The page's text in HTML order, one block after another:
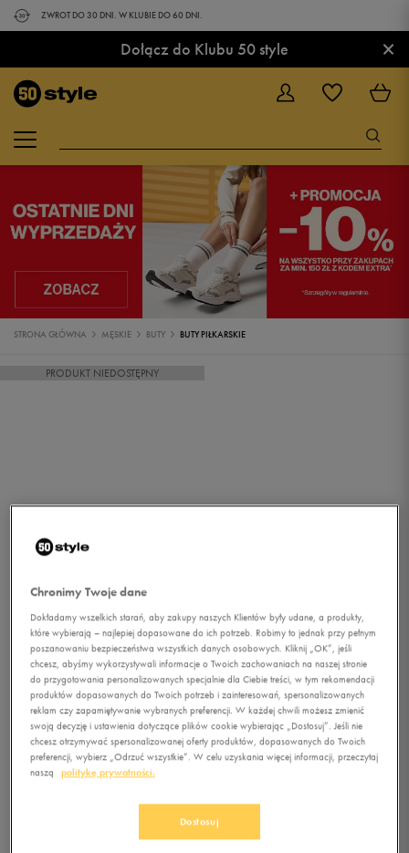
ZWROT DO 30 DNI. W KLUBIE DO 60 DNI.
Dołącz do Klubu 50 style ×
STRONA GŁÓWNA MĘSKIE BUTY BUTY PIŁKARSKIE
PRODUKT NIEDOSTĘPNY
1/1
UMBRO GEO FLARE CLUB
Chronimy Twoje dane
Dokładamy wszelkich starań, aby zakupy naszych Klientów były udane, a produkty,
które wybierają – najlepiej dopasowane do ich potrzeb. Robimy to jednak przy pełnym
poszanowaniu bezpieczeństwa wszystkich danych osobowych. Kliknij „OK”, jeśli
chcesz, abyśmy wykorzystywali informacje o Twoich zachowaniach na naszej stronie
do przygotowania personalizowanych specjalnie dla Ciebie treści, w tym rekomendacji
produktów dopasowanych do Twoich potrzeb i zainteresowań, spersonalizowanych
reklam czy zapamiętywanie wybranych preferencji. W każdej chwili możesz zmienić
swoją decyzję i ustawienia dotyczące plików cookie wybierając „Dostosuj”. Jeśli nie
chcesz otrzymywać spersonalizowanej oferty produktów, dopasowanych do Twoich
preferencji, wybierz „Odrzuć wszystkie”. W celu uzyskania więcej informacji, przeczytaj
naszą
politykę prywatności.
Dostosuj